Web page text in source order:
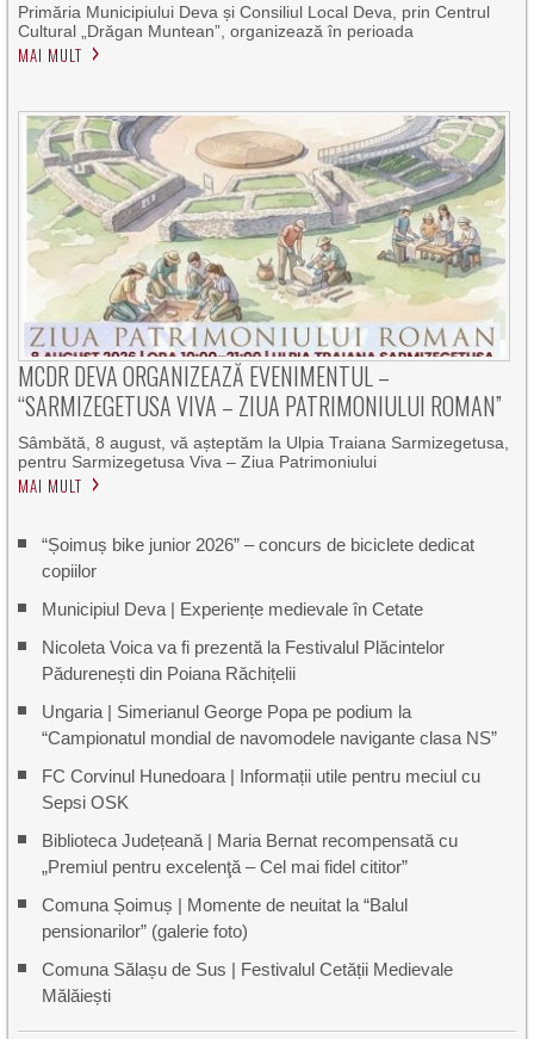
Primăria Municipiului Deva și Consiliul Local Deva, prin Centrul
Cultural „Drăgan Muntean”, organizează în perioada
MAI MULT
MCDR DEVA ORGANIZEAZĂ EVENIMENTUL –
“SARMIZEGETUSA VIVA – ZIUA PATRIMONIULUI ROMAN”
Sâmbătă, 8 august, vă așteptăm la Ulpia Traiana Sarmizegetusa,
pentru Sarmizegetusa Viva – Ziua Patrimoniului
MAI MULT
“Șoimuș bike junior 2026” – concurs de biciclete dedicat
copiilor
Municipiul Deva | Experiențe medievale în Cetate
Nicoleta Voica va fi prezentă la Festivalul Plăcintelor
Pădurenești din Poiana Răchițelii
Ungaria | Simerianul George Popa pe podium la
“Campionatul mondial de navomodele navigante clasa NS”
FC Corvinul Hunedoara | Informații utile pentru meciul cu
Sepsi OSK
Biblioteca Județeană | Maria Bernat recompensată cu
„Premiul pentru excelenţă – Cel mai fidel cititor”
Comuna Șoimuș | Momente de neuitat la “Balul
pensionarilor” (galerie foto)
Comuna Sălașu de Sus | Festivalul Cetății Medievale
Mălăiești